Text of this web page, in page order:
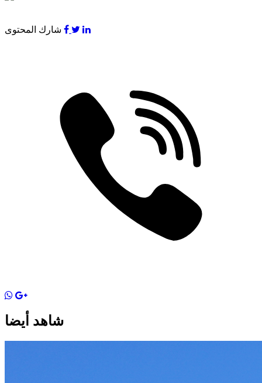
شارك المحتوى
شاهد أيضا